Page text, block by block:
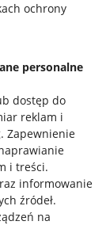
ochrony
personalne
dostęp do
reklam i
. Zapewnienie
i treści.
informowanie
źródeł.
na